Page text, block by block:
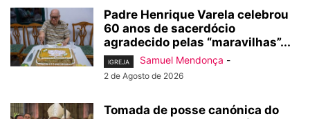
Padre Henrique Varela celebrou
60 anos de sacerdócio
agradecido pelas “maravilhas”...
IGREJA Samuel Mendonça -
2 de Agosto de 2026
Tomada de posse canónica do